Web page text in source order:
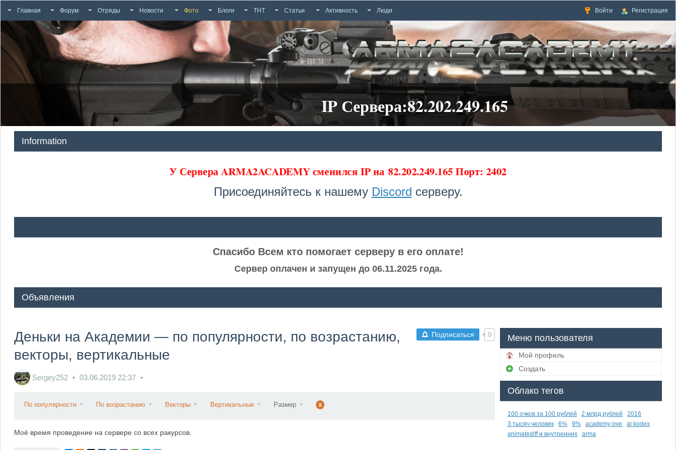
Главная Форум Отряды Новости Фото Блоги ТНТ Статьи Активность Люди Войти Регистрация
IP Сервера:82.202.249.165
Information
У Сервера ARMA2ACADEMY сменился IP на82.202.249.165 Порт: 2402
Присоединяйтесь к нашему Discord серверу.
Спасибо Всем кто помогает серверу в его оплате!
Сервер оплачен и запущен до 06.11.2025 года.
Объявления
Подписаться 0
Деньки на Академии — по популярности, по возрастанию,
векторы, вертикальные
Sergey252 03.06.2019 22:37
По популярности По возрастанию Векторы Вертикальные Размер x
Моё время проведение на сервере со всех ракурсов.
Меню пользователя
Мой профиль
Создать
Облако тегов
100 очков за 100 рублей 2 млрд рублей
2016
3 тысяч человек
6% 9% academy pve
ai kodex
animatediff и внутренних
arma